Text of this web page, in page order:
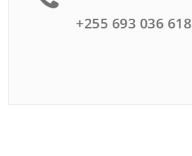
+255 693 036 618